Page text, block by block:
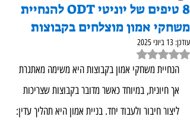
8 טיפים של יוניטי ODT להנחיית
משחקי אמון מוצלחים בקבוצות
עודכן: 13 ביוני 2025
דירוג של NaN מתוך 5 כוכבים
הנחיית משחקי אמון בקבוצות היא משימה מאתגרת
אך חיונית, במיוחד כאשר מדובר בקבוצות שצריכות
ליצור חיבור ולעבוד יחד. בניית אמון היא תהליך עדין: